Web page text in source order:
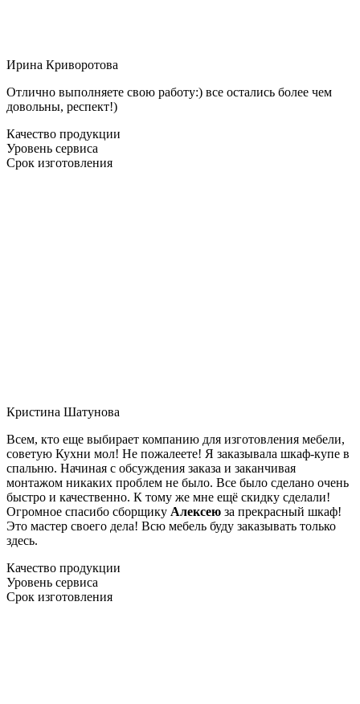
Ирина Криворотова
Отлично выполняете свою работу:) все остались более чем
довольны, респект!)
Качество продукции
Уровень сервиса
Срок изготовления
Кристина Шатунова
Всем, кто еще выбирает компанию для изготовления мебели,
советую Кухни мол! Не пожалеете! Я заказывала шкаф-купе в
спальню. Начиная с обсуждения заказа и заканчивая
монтажом никаких проблем не было. Все было сделано очень
быстро и качественно. К тому же мне ещё скидку сделали!
Огромное спасибо сборщику Алексею за прекрасный шкаф!
Это мастер своего дела! Всю мебель буду заказывать только
здесь.
Качество продукции
Уровень сервиса
Срок изготовления